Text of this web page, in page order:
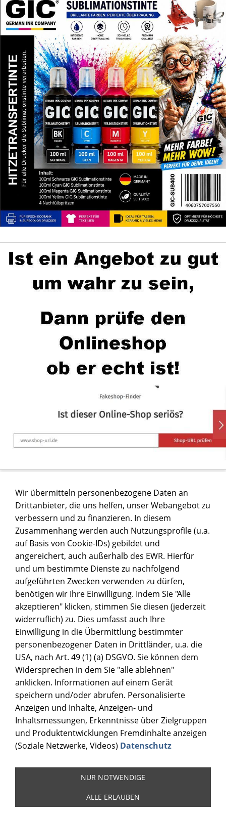
Wir übermitteln personenbezogene Daten an
Drittanbieter, die uns helfen, unser Webangebot zu
verbessern und zu finanzieren. In diesem
Zusammenhang werden auch Nutzungsprofile (u.a.
auf Basis von Cookie-IDs) gebildet und
angereichert, auch außerhalb des EWR. Hierfür
und um bestimmte Dienste zu nachfolgend
aufgeführten Zwecken verwenden zu dürfen,
benötigen wir Ihre Einwilligung. Indem Sie "Alle
akzeptieren" klicken, stimmen Sie diesen (jederzeit
widerruflich) zu. Dies umfasst auch Ihre
Einwilligung in die Übermittlung bestimmter
personenbezogener Daten in Drittländer, u.a. die
USA, nach Art. 49 (1) (a) DSGVO. Sie können dem
Widersprechen in dem Sie "alle ablehnen"
anklicken. Informationen auf einem Gerät
speichern und/oder abrufen. Personalisierte
Anzeigen und Inhalte, Anzeigen- und
Inhaltsmessungen, Erkenntnisse über Zielgruppen
und Produktentwicklungen Fremdinhalte anzeigen
(Soziale Netzwerke, Videos) Datenschutz
NUR NOTWENDIGE
ALLE ERLAUBEN